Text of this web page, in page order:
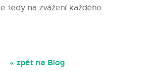
tedy na zvážení každého
« zpět na Blog